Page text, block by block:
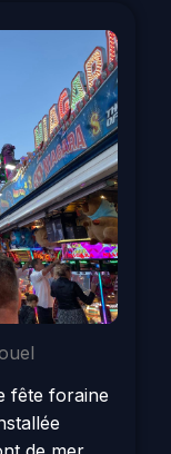
fête foraine